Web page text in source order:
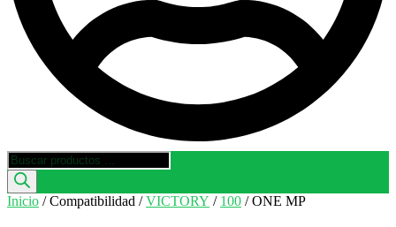
Búsqueda
de
productos
Inicio / Compatibilidad /VICTORY / 100 / ONE MP